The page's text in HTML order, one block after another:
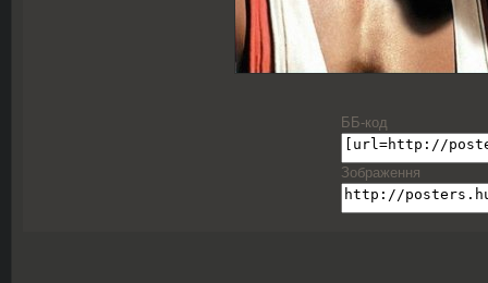
ББ-код
Зображення